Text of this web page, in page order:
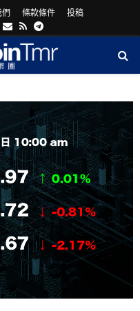
們 條款條件 投稿
Email
RssTelegram